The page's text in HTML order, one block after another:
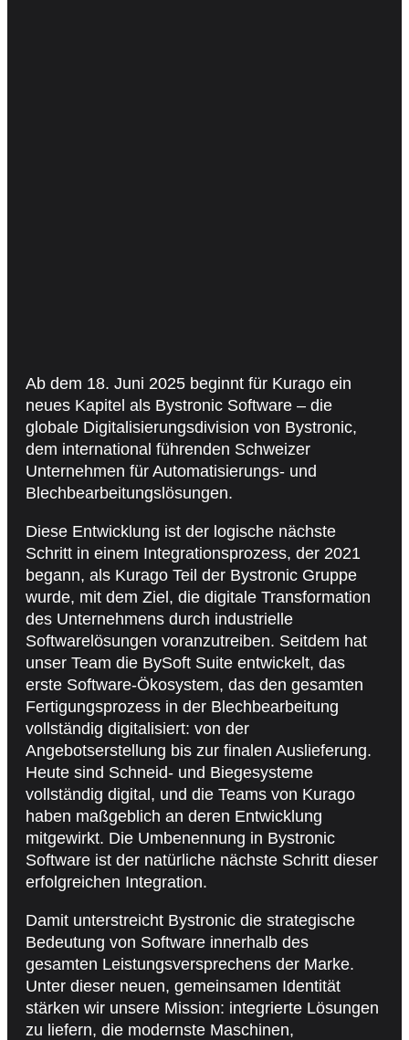
Ab dem 18. Juni 2025 beginnt für Kurago ein
neues Kapitel als Bystronic Software – die
globale Digitalisierungsdivision von Bystronic,
dem international führenden Schweizer
Unternehmen für Automatisierungs- und
Blechbearbeitungslösungen.
Diese Entwicklung ist der logische nächste
Schritt in einem Integrationsprozess, der 2021
begann, als Kurago Teil der Bystronic Gruppe
wurde, mit dem Ziel, die digitale Transformation
des Unternehmens durch industrielle
Softwarelösungen voranzutreiben. Seitdem hat
unser Team die BySoft Suite entwickelt, das
erste Software-Ökosystem, das den gesamten
Fertigungsprozess in der Blechbearbeitung
vollständig digitalisiert: von der
Angebotserstellung bis zur finalen Auslieferung.
Heute sind Schneid- und Biegesysteme
vollständig digital, und die Teams von Kurago
haben maßgeblich an deren Entwicklung
mitgewirkt. Die Umbenennung in Bystronic
Software ist der natürliche nächste Schritt dieser
erfolgreichen Integration.
Damit unterstreicht Bystronic die strategische
Bedeutung von Software innerhalb des
gesamten Leistungsversprechens der Marke.
Unter dieser neuen, gemeinsamen Identität
stärken wir unsere Mission: integrierte Lösungen
zu liefern, die modernste Maschinen,